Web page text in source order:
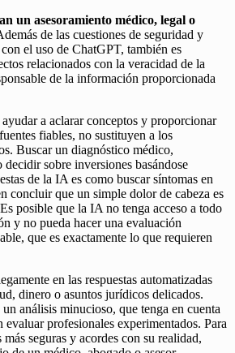
un asesoramiento médico, legal o
de las cuestiones de seguridad y
el uso de ChatGPT, también es
relacionados con la veracidad de la
de la información proporcionada
a aclarar conceptos y proporcionar
fiables, no sustituyen a los
Buscar un diagnóstico médico,
sobre inversiones basándose
de la IA es como buscar síntomas en
concluir que un simple dolor de cabeza es
posible que la IA no tenga acceso a todo
y no pueda hacer una evaluación
que es exactamente lo que requieren
en las respuestas automatizadas
dinero o asuntos jurídicos delicados.
análisis minucioso, que tenga en cuenta
evaluar profesionales experimentados. Para
seguras y acordes con su realidad,